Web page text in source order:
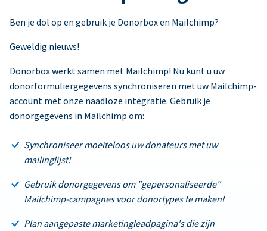
Ben je dol op en gebruik je Donorbox en Mailchimp?
Geweldig nieuws!
Donorbox werkt samen met Mailchimp! Nu kunt u uw
donorformuliergegevens synchroniseren met uw Mailchimp-
account met onze naadloze integratie. Gebruik je
donorgegevens in Mailchimp om:
Synchroniseer moeiteloos uw donateurs met uw
mailinglijst!
Gebruik donorgegevens om "gepersonaliseerde"
Mailchimp-campagnes voor donortypes te maken!
Plan aangepaste marketingleadpagina's die zijn